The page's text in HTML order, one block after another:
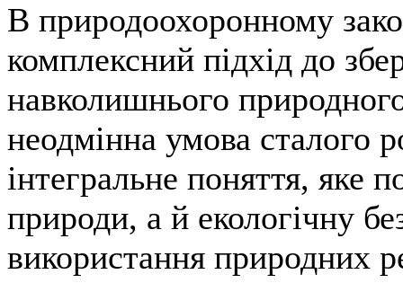
В природоохоронному
комплексний підхід до
навколишнього
неодмінна умова сталого
інтегральне поняття, яке
природи, а й екологічну
використання природних